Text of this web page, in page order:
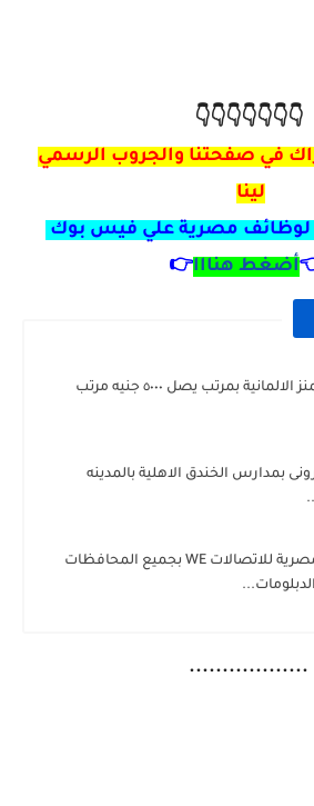
👇👇👇👇👇👇👇
في صفحتنا والجروب الرسمي
لينا
لوظائف مصرية علي فيس بوك
أضغط هنااا👉
وظائف شركة سيمنز الالمانية بمرتب يصل ٥٠٠٠ جنيه مرتب
بمدارس الخندق الاهلية بالمدينه
وظائف الشركة المصرية للاتصالات WE بجميع المحافظات
..................